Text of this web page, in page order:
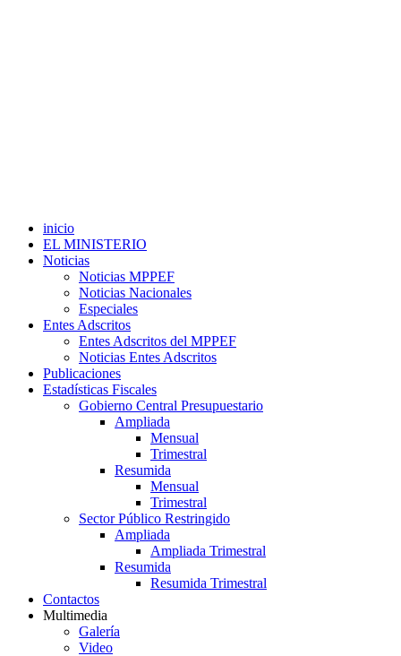
inicio
EL MINISTERIO
Noticias
Noticias MPPEF
Noticias Nacionales
Especiales
Entes Adscritos
Entes Adscritos del MPPEF
Noticias Entes Adscritos
Publicaciones
Estadísticas Fiscales
Gobierno Central Presupuestario
Ampliada
Mensual
Trimestral
Resumida
Mensual
Trimestral
Sector Público Restringido
Ampliada
Ampliada Trimestral
Resumida
Resumida Trimestral
Contactos
Multimedia
Galería
Video